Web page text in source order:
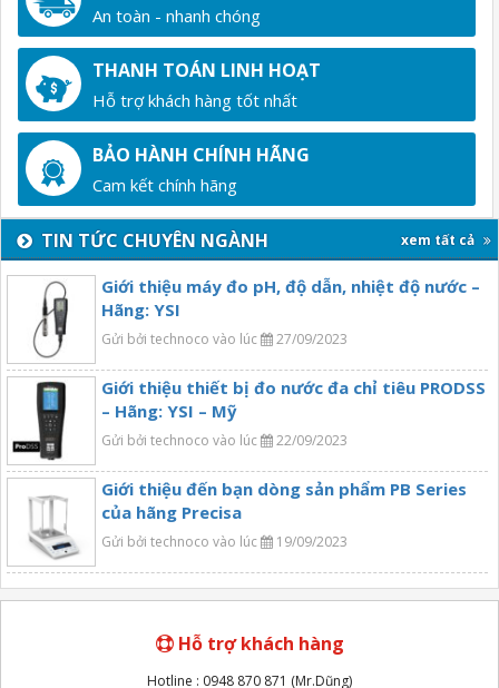
An toàn - nhanh chóng
THANH TOÁN LINH HOẠT
Hỗ trợ khách hàng tốt nhất
BẢO HÀNH CHÍNH HÃNG
Cam kết chính hãng
TIN TỨC CHUYÊN NGÀNH xem tất cả
Giới thiệu máy đo pH, độ dẫn, nhiệt độ nước –
Hãng: YSI
Gửi bởi technoco vào lúc 27/09/2023
Giới thiệu thiết bị đo nước đa chỉ tiêu PRODSS
– Hãng: YSI – Mỹ
Gửi bởi technoco vào lúc 22/09/2023
Giới thiệu đến bạn dòng sản phẩm PB Series
của hãng Precisa
Gửi bởi technoco vào lúc 19/09/2023
Hỗ trợ khách hàng
Hotline : 0948 870 871 (Mr.Dũng)